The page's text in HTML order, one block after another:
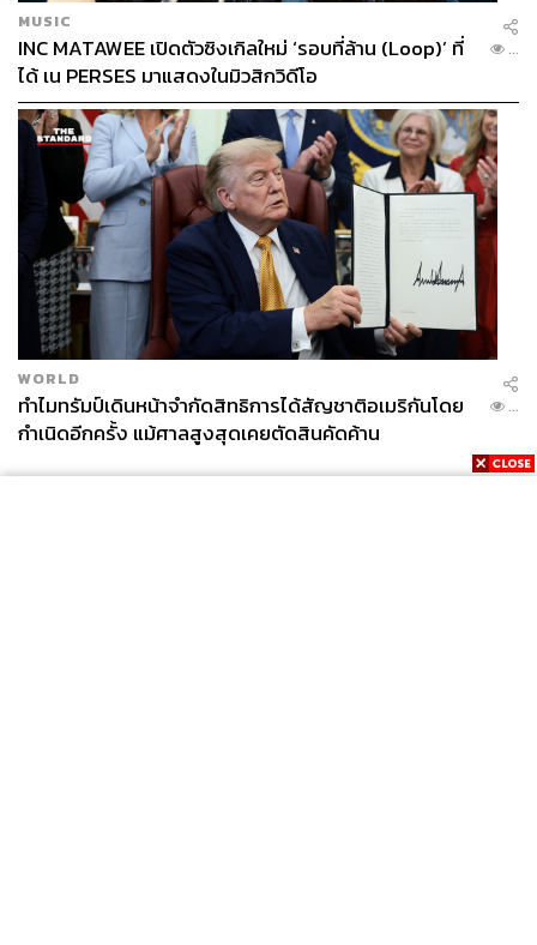
MUSIC
INC MATAWEE เปิดตัวซิงเกิลใหม่ ‘รอบที่ล้าน (Loop)’ ที่
ได้ เน PERSES มาแสดงในมิวสิกวิดีโอ
...
WORLD
ทำไมทรัมป์เดินหน้าจำกัดสิทธิการได้สัญชาติอเมริกันโดย
กำเนิดอีกครั้ง แม้ศาลสูงสุดเคยตัดสินคัดค้าน
...